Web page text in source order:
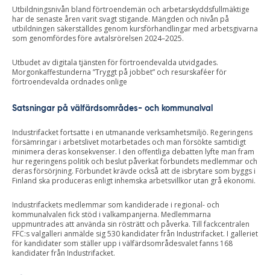
Utbildningsnivån bland förtroendemän och arbetarskyddsfullmäktige
har de senaste åren varit svagt stigande. Mängden och nivån på
utbildningen säkerställdes genom kursförhandlingar med arbetsgivarna
som genomfördes före avtalsrörelsen 2024–2025.
Utbudet av digitala tjänsten för förtroendevalda utvidgades.
Morgonkaffestunderna ”Tryggt på jobbet” och resurskaféer för
förtroendevalda ordnades onlige
Satsningar på välfärdsområdes- och kommunalval
Industrifacket fortsatte i en utmanande verksamhetsmiljö. Regeringens
försämringar i arbetslivet motarbetades och man försökte samtidigt
minimera deras konsekvenser. I den offentliga debatten lyfte man fram
hur regeringens politik och beslut påverkat förbundets medlemmar och
deras försörjning. Förbundet krävde också att de isbrytare som byggs i
Finland ska produceras enligt inhemska arbetsvillkor utan grå ekonomi.
Industrifackets medlemmar som kandiderade i regional- och
kommunalvalen fick stöd i valkampanjerna. Medlemmarna
uppmuntrades att använda sin rösträtt och påverka. Till fackcentralen
FFC:s valgalleri anmälde sig 530 kandidater från Industrifacket. I galleriet
för kandidater som ställer upp i välfärdsområdesvalet fanns 168
kandidater från Industrifacket.